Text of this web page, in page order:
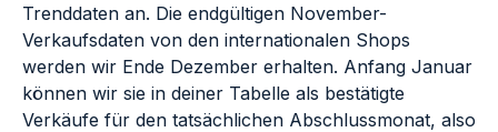
Trenddaten an. Die endgültigen November-
Verkaufsdaten von den internationalen Shops
werden wir Ende Dezember erhalten. Anfang Januar
können wir sie in deiner Tabelle als bestätigte
Verkäufe für den tatsächlichen Abschlussmonat, also